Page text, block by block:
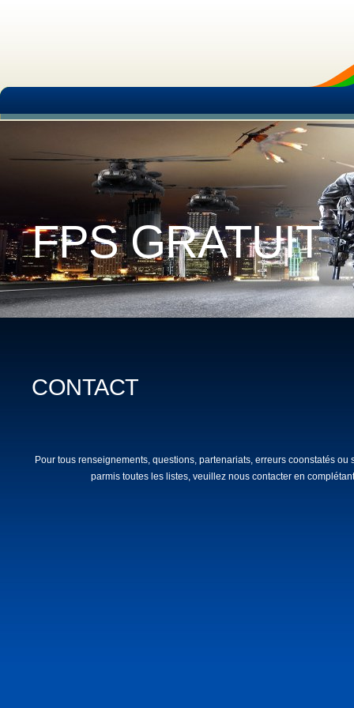
FPS GRATUIT
CONTACT
Pour tous renseignements, questions, partenariats, erreurs coonstatés
parmis toutes les listes, veuillez nous contacter en